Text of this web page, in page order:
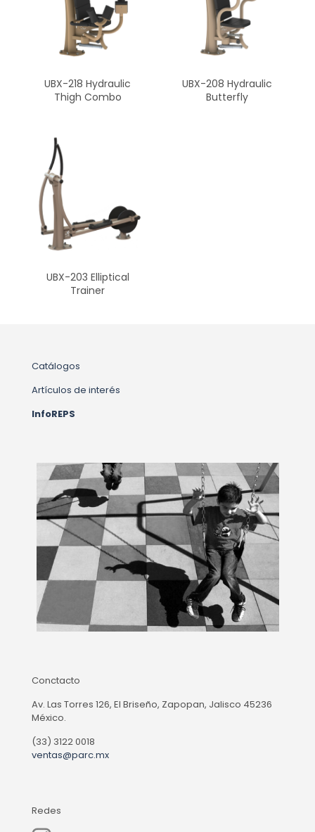
UBX-218 Hydraulic
Thigh Combo
UBX-208 Hydraulic
Butterfly
UBX-203 Elliptical
Trainer
Catálogos
Artículos de interés
InfoREPS
Conctacto
Av. Las Torres 126, El Briseño, Zapopan, Jalisco 45236
México.
(33) 3122 0018
ventas@parc.mx
Redes